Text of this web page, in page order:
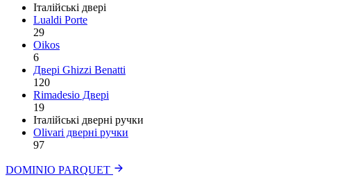
Італійські двері
Lualdi Porte
29
Oikos
6
Двері Ghizzi Benatti
120
Rimadesio Двері
19
Італійські дверні ручки
Olivari дверні ручки
97
DOMINIO PARQUET